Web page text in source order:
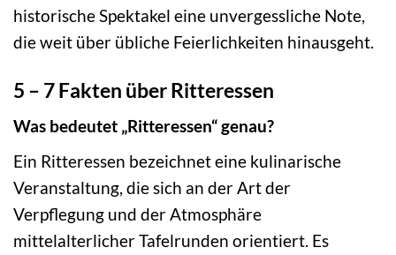
historische Spektakel eine unvergessliche Note,
die weit über übliche Feierlichkeiten hinausgeht.
5 – 7 Fakten über Ritteressen
Was bedeutet „Ritteressen“ genau?
Ein Ritteressen bezeichnet eine kulinarische
Veranstaltung, die sich an der Art der
Verpflegung und der Atmosphäre
mittelalterlicher Tafelrunden orientiert. Es